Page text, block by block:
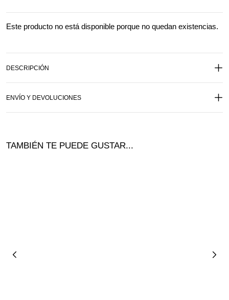
Este producto no está disponible porque no quedan existencias.
DESCRIPCIÓN
ENVÍO Y DEVOLUCIONES
TAMBIÉN TE PUEDE GUSTAR...